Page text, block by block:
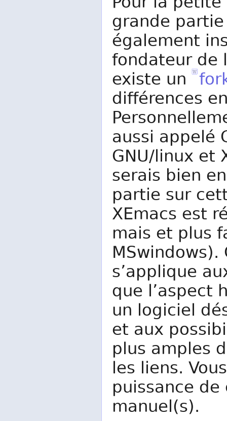
grande
également
fondateur de
existe un
différences
aussi appelé
GNU/linux et
serais bien
partie sur
XEmacs est
mais et plus
s’applique
que l’aspect
un logiciel
et aux
plus amples
les liens.
puissance
manuel(s).